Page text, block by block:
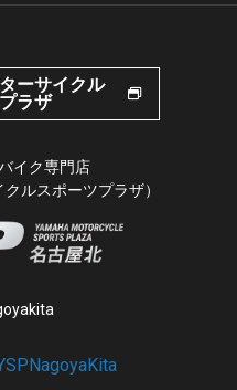
ーサイクル
ラザ
イク専門店
ルスポーツプラザ）